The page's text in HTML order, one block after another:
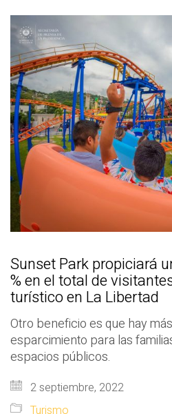
Sunset Park propiciará
% en el total de
turístico en La Libertad
Otro beneficio es que hay
esparcimiento para las
espacios públicos.
2 septiembre, 2022
Turismo